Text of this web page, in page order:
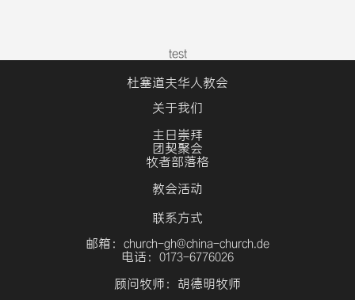
test
杜塞道夫华人教会
关于我们
主日崇拜
团契聚会
牧者部落格
教会活动
联系方式
邮箱：church-gh@china-church.de
电话：0173-6776026
顾问牧师：胡德明牧师